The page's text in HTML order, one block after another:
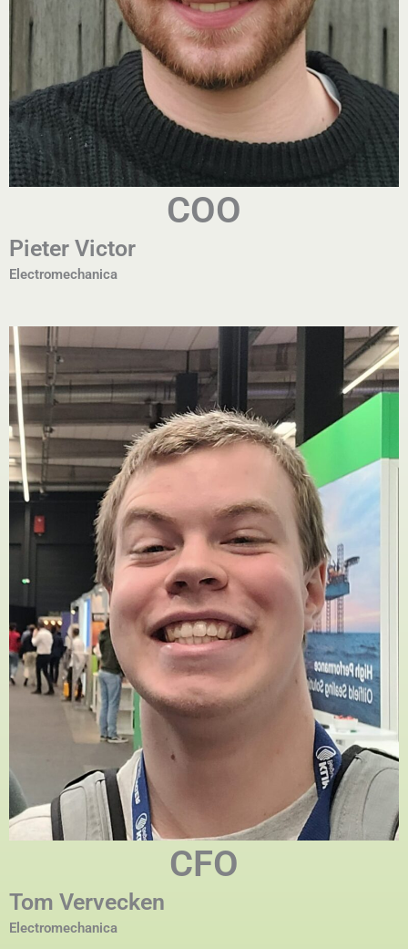
COO
Pieter Victor
Electromechanica
CFO
Tom Vervecken
Electromechanica